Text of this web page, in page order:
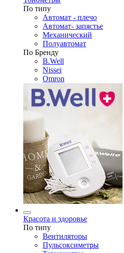
По типу
Автомат - плечо
Автомат- запястье
Механический
Полуавтомат
По Бренду
B.Well
Nissei
Omron
Красота и здоровье
По типу
Вентиляторы
Пульсоксиметры